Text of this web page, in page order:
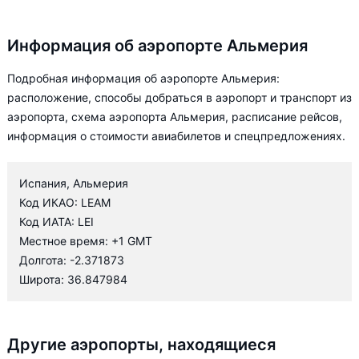
Информация об аэропорте Альмерия
Подробная информация об аэропорте Альмерия:
расположение, способы добраться в аэропорт и транспорт из
аэропорта, схема аэропорта Альмерия, расписание рейсов,
информация о стоимости авиабилетов и спецпредложениях.
Испания, Альмерия
Код ИКАО: LEAM
Код ИАТА: LEI
Местное время: +1 GMT
Долгота: -2.371873
Широта: 36.847984
Другие аэропорты, находящиеся